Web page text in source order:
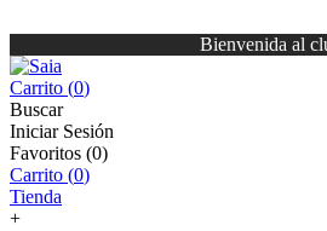
Bienvenida al
Carrito (0)
Buscar
Iniciar Sesión
Favoritos (0)
Carrito (0)
Tienda
+